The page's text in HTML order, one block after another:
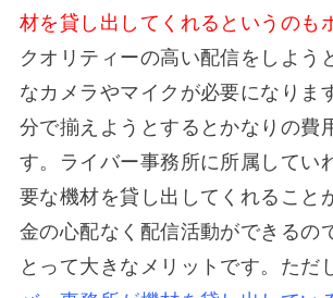
材を貸し出してくれるというのも
クオリティーの高い配信をしよう
なカメラやマイクが必要になりま
分で揃えようとするとかなりの費
す。ライバー事務所に所属してい
要な機材を貸し出してくれること
金の心配なく配信活動ができるの
とって大きなメリットです。ただ